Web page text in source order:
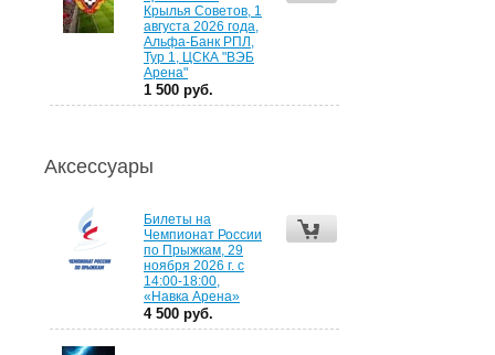
Крылья Советов, 1
августа 2026 года,
Альфа-Банк РПЛ,
Тур 1, ЦСКА "ВЭБ
Арена"
1 500 руб.
Аксессуары
Билеты на
Чемпионат России
по Прыжкам, 29
ноября 2026 г. с
14:00-18:00,
«Навка Арена»
4 500 руб.